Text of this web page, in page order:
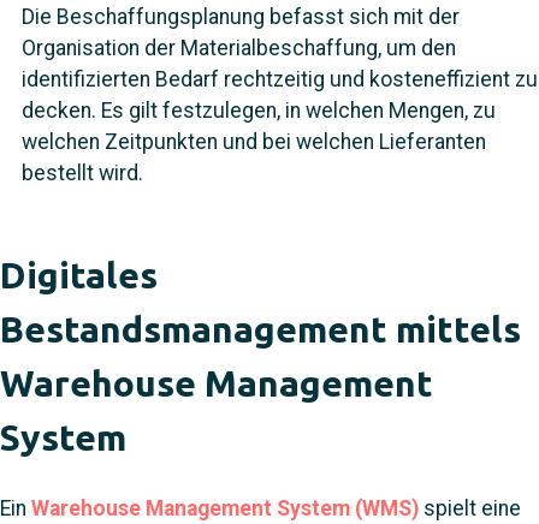
Die Beschaffungsplanung befasst sich mit der
Organisation der Materialbeschaffung, um den
identifizierten Bedarf rechtzeitig und kosteneffizient zu
decken. Es gilt festzulegen, in welchen Mengen, zu
welchen Zeitpunkten und bei welchen Lieferanten
bestellt wird.
Digitales
Bestandsmanagement mittels
Warehouse Management
System
Ein Warehouse Management System (WMS) spielt eine